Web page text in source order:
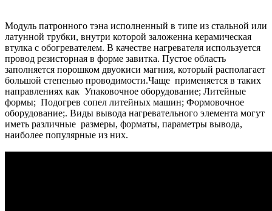
Модуль патронного тэна исполненный в типе из стальной или
латунной трубки, внутри которой заложенна керамическая
втулка с обогревателем. В качестве нагревателя используется
провод резисторная в форме завитка. Пустое область
заполняется порошком двуокиси магния, который располагает
большой степенью проводимости.Чаще применяется в таких
направлениях как Упаковочное оборудование; Литейные
формы; Подогрев сопел литейных машин; Формовочное
оборудование;. Виды вывода нагревательного элемента могут
иметь различные размеры, форматы, параметры вывода,
наиболее популярные из них.